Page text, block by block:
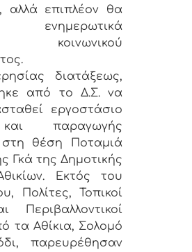
αλλά επιπλέον θα
ενημερωτικά
κοινωνικού
διατάξεως,
από το Δ.Σ. να
εργοστάσιο
παραγωγής
στη θέση Ποταμιά
Γκά της Δημοτικής
Εκτός του
Πολίτες, Τοπικοί
Περιβαλλοντικοί
τα Αθίκια, Σολομό
παρευρέθησαν